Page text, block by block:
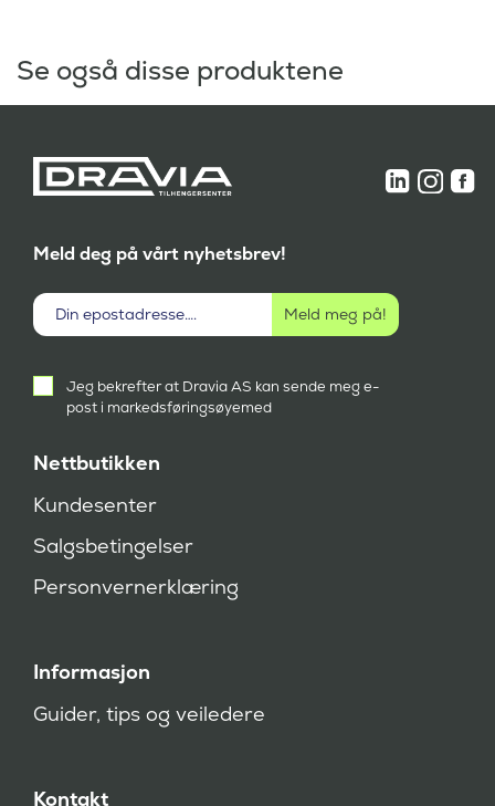
Se også disse produktene
Nettbutikken
Kundesenter
Salgsbetingelser
Personvernerklæring
Informasjon
Guider, tips og veiledere
Meld deg på vårt nyhetsbrev!
samtykke
k
e
d
Jeg bekrefter at Dravia AS kan sende meg e-
post i markedsføringsøyemed
Kontakt